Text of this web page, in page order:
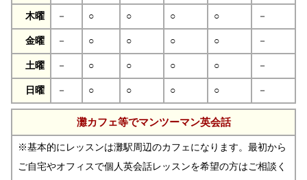
木曜 － ○ ○ ○ ○ －
金曜 － ○ ○ ○ ○ －
土曜 － ○ ○ ○ ○ －
日曜 － ○ ○ ○ ○ －
灘カフェ等でマンツーマン英会話
※基本的にレッスンは灘駅周辺のカフェになります。最初から
ご自宅やオフィスで個人英会話レッスンを希望の方はご相談く